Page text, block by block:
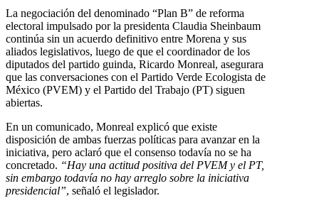
La negociación del denominado “Plan B” de reforma
electoral impulsado por la presidenta Claudia Sheinbaum
continúa sin un acuerdo definitivo entre Morena y sus
aliados legislativos, luego de que el coordinador de los
diputados del partido guinda, Ricardo Monreal, asegurara
que las conversaciones con el Partido Verde Ecologista de
México (PVEM) y el Partido del Trabajo (PT) siguen
abiertas.
En un comunicado, Monreal explicó que existe
disposición de ambas fuerzas políticas para avanzar en la
iniciativa, pero aclaró que el consenso todavía no se ha
concretado. “Hay una actitud positiva del PVEM y el PT,
sin embargo todavía no hay arreglo sobre la iniciativa
presidencial”, señaló el legislador.